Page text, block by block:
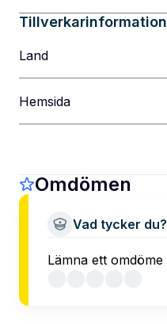
Tillverkarinformation
Land
Hemsida
Omdömen
Vad tycker du?
Lämna ett omdöme